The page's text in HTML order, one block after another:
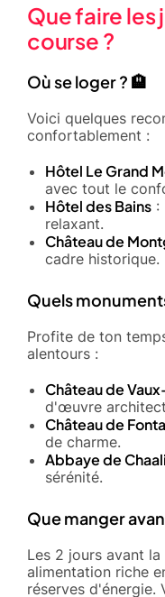
Que faire les
course ?
Où se loger ? 🏨
Voici quelques
confortablement :
Hôtel Le Grand
avec tout le
Hôtel des Bains :
relaxant.
Château de
cadre historique.
Quels
Profite de ton
alentours :
Château de
d'œuvre
Château de
de charme.
Abbaye de
sérénité.
Que manger
Les 2 jours avant
alimentation riche
réserves d'énergie.